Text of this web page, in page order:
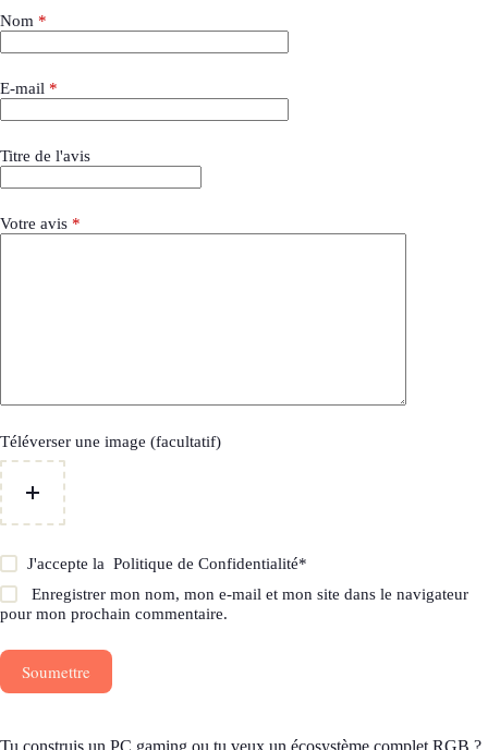
Nom *
E-mail *
Titre de l'avis
Votre avis *
Téléverser une image (facultatif)
J'accepte laPolitique de Confidentialité*
Enregistrer mon nom, mon e-mail et mon site dans le navigateur
pour mon prochain commentaire.
Soumettre
Tu construis un PC gaming ou tu veux un écosystème complet RGB ?